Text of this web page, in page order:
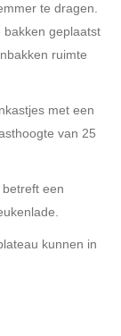
te dragen.
bakken geplaatst
ruimte
met een
van 25
een
kunnen in